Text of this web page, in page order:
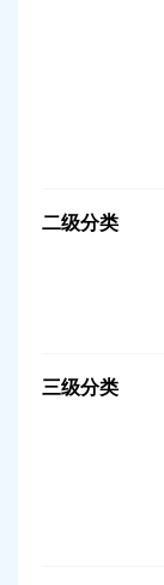
二级分类
三级分类